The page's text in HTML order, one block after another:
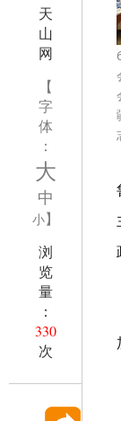
天
山
网
【
字
体
：
大
中
小】
浏
览
量
：
330
次